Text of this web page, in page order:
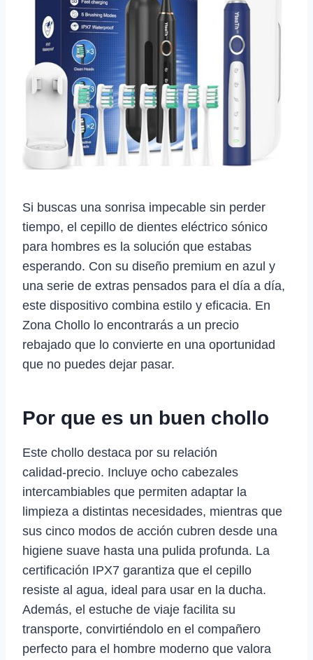
Si buscas una sonrisa impecable sin perder
tiempo, el cepillo de dientes eléctrico sónico
para hombres es la solución que estabas
esperando. Con su diseño premium en azul y
una serie de extras pensados para el día a día,
este dispositivo combina estilo y eficacia. En
Zona Chollo lo encontrarás a un precio
rebajado que lo convierte en una oportunidad
que no puedes dejar pasar.
Por que es un buen chollo
Este chollo destaca por su relación
calidad‑precio. Incluye ocho cabezales
intercambiables que permiten adaptar la
limpieza a distintas necesidades, mientras que
sus cinco modos de acción cubren desde una
higiene suave hasta una pulida profunda. La
certificación IPX7 garantiza que el cepillo
resiste al agua, ideal para usar en la ducha.
Además, el estuche de viaje facilita su
transporte, convirtiéndolo en el compañero
perfecto para el hombre moderno que valora